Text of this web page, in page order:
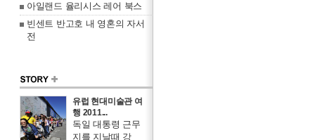
아일랜드 율리시스 레어 북스
빈센트 반고호 내 영혼의 자서
전
유럽 현대미술관 여
행 2011...
독일 대통령 근무
지를 지날때 강